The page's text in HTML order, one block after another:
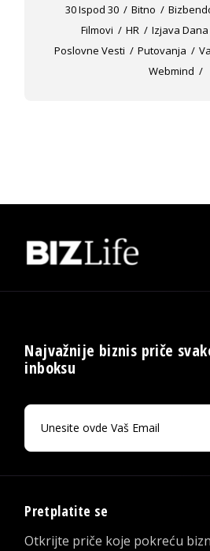
30 Ispod 30 Bitno
Filmovi
HR Izjava Dana
Poslovne Vesti
Putovanja
Webmind
Najvažnije biznis priče
inboksu
Pretplatite se
Otkrijte priče koje pokreću